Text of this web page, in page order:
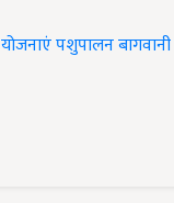
पशुपालनबागवानी